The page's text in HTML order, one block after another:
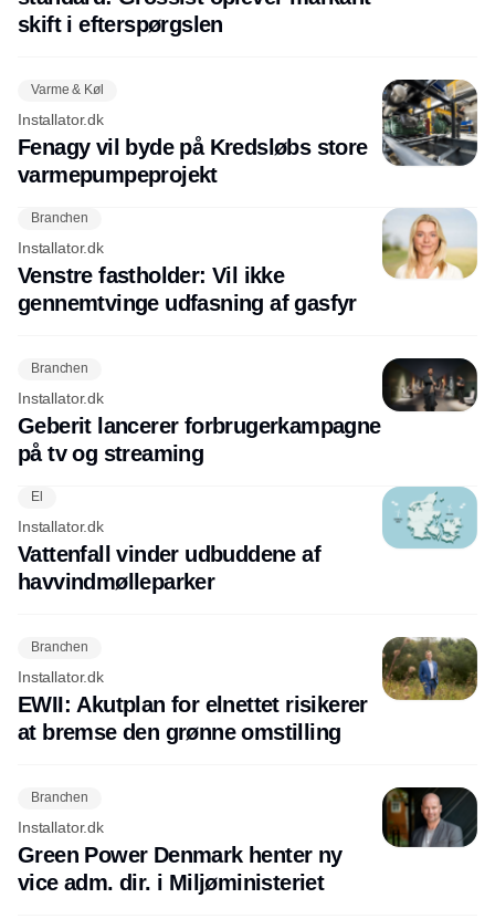
skift i efterspørgslen
Varme & Køl
Installator.dk
Fenagy vil byde på Kredsløbs store
varmepumpeprojekt
Branchen
Installator.dk
Venstre fastholder: Vil ikke
gennemtvinge udfasning af gasfyr
Branchen
Installator.dk
Geberit lancerer forbrugerkampagne
på tv og streaming
El
Installator.dk
Vattenfall vinder udbuddene af
havvindmølleparker
Branchen
Installator.dk
EWII: Akutplan for elnettet risikerer
at bremse den grønne omstilling
Branchen
Installator.dk
Green Power Denmark henter ny
vice adm. dir. i Miljøministeriet